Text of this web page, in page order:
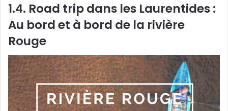
1.4. Road trip dans les Laurentides :
Au bord et à bord de la rivière
Rouge